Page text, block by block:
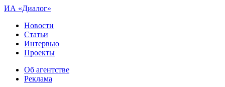
ИА «Диалог»
Новости
Статьи
Интервью
Проекты
Об агентстве
Реклама